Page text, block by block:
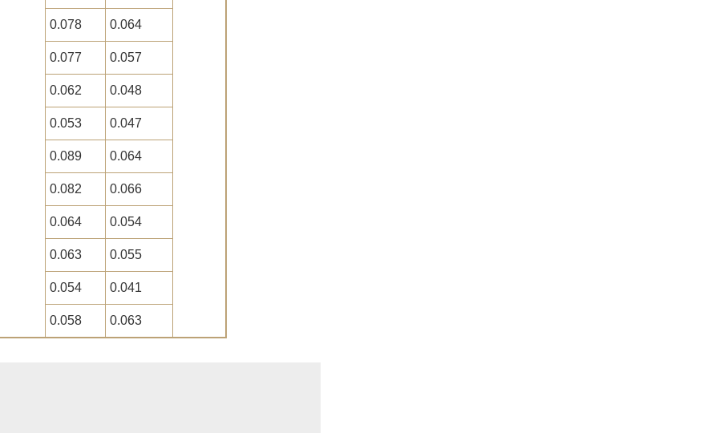
0.078 0.064
0.077 0.057
0.062 0.048
0.053 0.047
0.089 0.064
0.082 0.066
0.064 0.054
0.063 0.055
0.054 0.041
0.058 0.063